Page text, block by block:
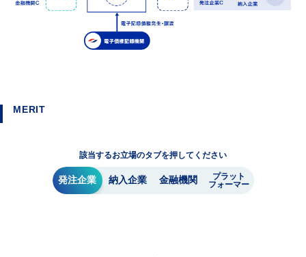
MERIT
該当するお立場のタブを押してください
発注企業 納入企業 金融機関
プラット
フォーマー